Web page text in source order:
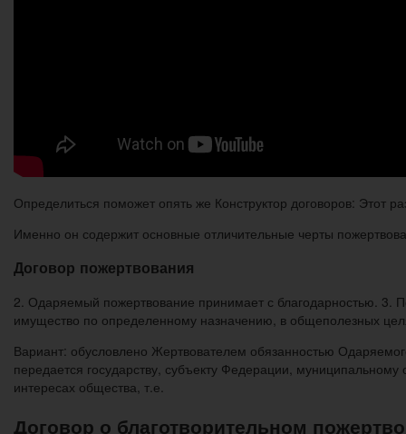
Определиться поможет опять же Конструктор договоров: Этот
Именно он содержит основные отличительные черты
Договор пожертвования
2. Одаряемый пожертвование принимает с благодарностью. 3.
имущество по определенному назначению, в общеполезных
Вариант: обусловлено Жертвователем обязанностью
передается государству, субъекту Федерации,
интересах общества, т.е.
Договор о благотворительном